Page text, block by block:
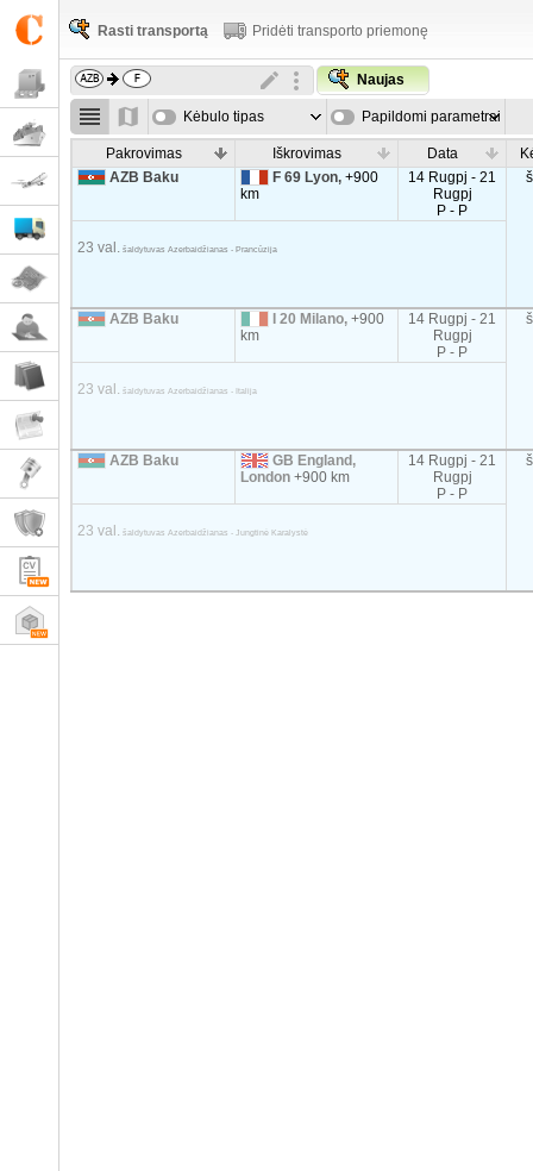
Rasti transportą Pridėti transporto priemonę
Naujas
Kėbulo tipas Papildomi parametrai
Pakrovimas Iškrovimas Data
AZB Baku
F 69 Lyon,+900
km
14 Rugpj - 21
Rugpj
P - P
23 val. šaldytuvas Azerbaidžianas - Prancūzija
AZB Baku I 20 Milano,+900
km
14 Rugpj - 21
Rugpj
P - P
23 val. šaldytuvas Azerbaidžianas - Italija
AZB Baku
GB England,
London+900 km
14 Rugpj - 21
Rugpj
P - P
23 val. šaldytuvas Azerbaidžianas - Jungtinė Karalystė